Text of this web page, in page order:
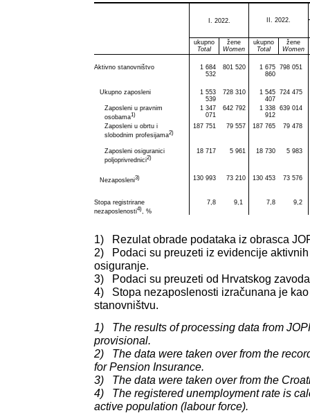
I. 2022. II. 2022.
ukupno
Total
žene
Women
ukupno
Total
žene
Women
Aktivno stanovništvo
1 684
532
801 520
1 675
860
798 051
Ukupno zaposleni
1 553
539
728 310
1 545
407
724 475
Zaposleni u pravnim
osobama1)
1 347
071
642 792
1 338
912
639 014
Zaposleni u obrtu i
slobodnim profesijama2)
187 751 79 557 187 765 79 478
Zaposleni osiguranici
poljoprivrednici2)
18 717 5 961 18 730 5 983
Nezaposleni3) 130 993 73 210 130 453 73 576
Stopa registrirane
nezaposlenosti4) , %
7,8 9,1 7,8 9,2
1) Rezulat obrade podataka iz obrasca
2) Podaci su preuzeti iz evidencije
osiguranje.
3) Podaci su preuzeti od Hrvatskog
4) Stopa nezaposlenosti izračunana je
stanovništvu.
1) The results of processing data from
provisional.
2) The data were taken over from the
for Pension Insurance.
3) The data were taken over from the
4) The registered unemployment rate is
active population (labour force).